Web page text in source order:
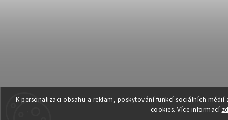
K personalizaci obsahu a reklam, poskytování funkcí sociálních
cookies. Více informací